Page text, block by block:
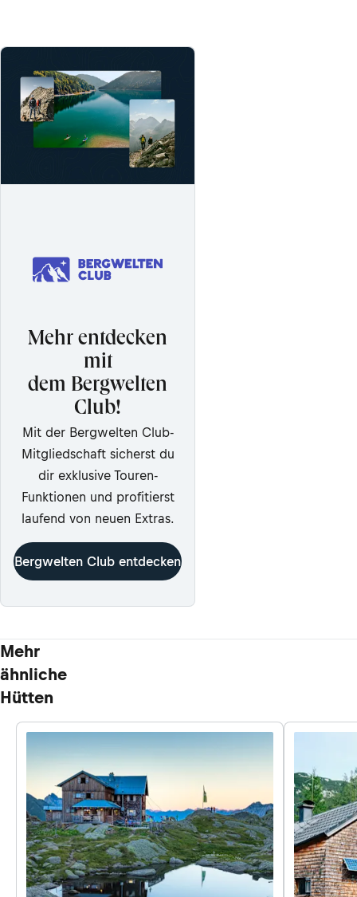
Mehr entdecken
mit
dem Bergwelten
Club!
Mit der Bergwelten Club-
Mitgliedschaft sicherst du
dir exklusive Touren-
Funktionen und profitierst
laufend von neuen Extras.
Bergwelten Club entdecken
Mehr
ähnliche
Hütten